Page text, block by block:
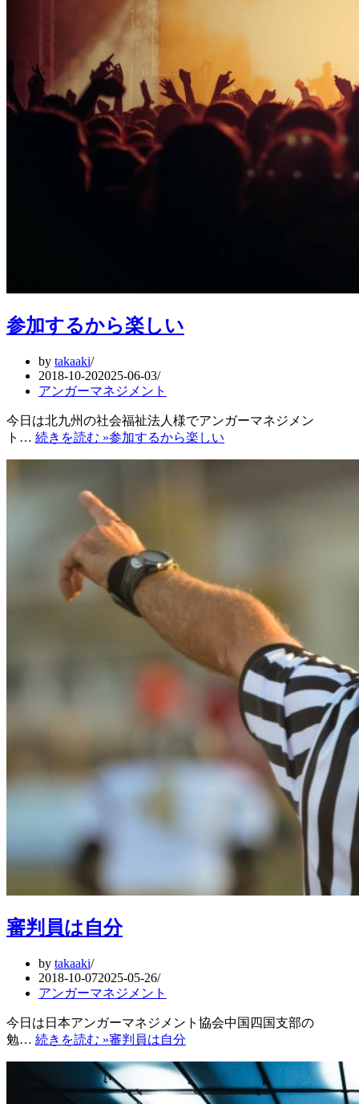
参加するから楽しい
by takaaki
2018-10-202025-06-03
アンガーマネジメント
今日は北九州の社会福祉法人様でアンガーマネジメン
ト… 続きを読む »参加するから楽しい
審判員は自分
by takaaki
2018-10-072025-05-26
アンガーマネジメント
今日は日本アンガーマネジメント協会中国四国支部の
勉… 続きを読む »審判員は自分